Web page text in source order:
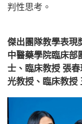
判性思考。
傑出團隊教學表現
中醫藥學院臨床部
士、臨床教授 張
光教授、臨床教授